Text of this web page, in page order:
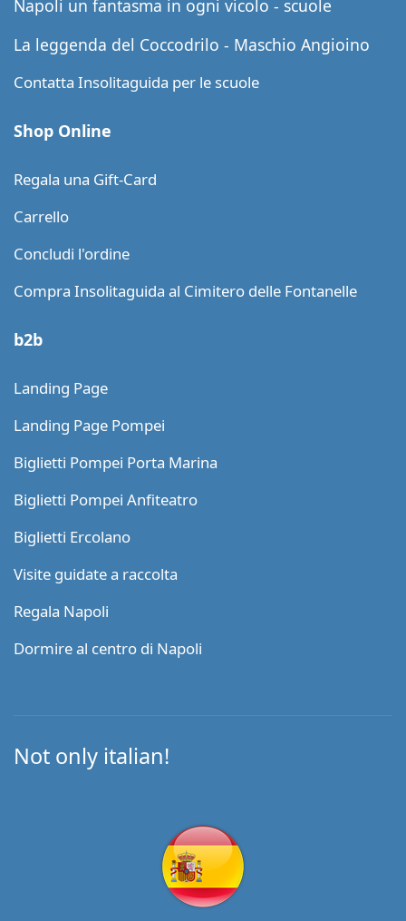
Napoli un fantasma in ogni vicolo - scuole
La leggenda del Coccodrilo - Maschio Angioino
Contatta Insolitaguida per le scuole
Shop Online
Regala una Gift-Card
Carrello
Concludi l'ordine
Compra Insolitaguida al Cimitero delle Fontanelle
b2b
Landing Page
Landing Page Pompei
Biglietti Pompei Porta Marina
Biglietti Pompei Anfiteatro
Biglietti Ercolano
Visite guidate a raccolta
Regala Napoli
Dormire al centro di Napoli
Not only italian!